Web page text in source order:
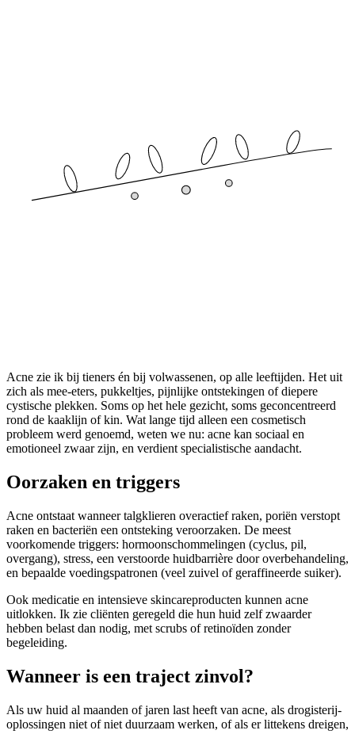
Acne zie ik bij tieners én bij volwassenen, op alle leeftijden. Het uit
zich als mee-eters, pukkeltjes, pijnlijke ontstekingen of diepere
cystische plekken. Soms op het hele gezicht, soms geconcentreerd
rond de kaaklijn of kin. Wat lange tijd alleen een cosmetisch
probleem werd genoemd, weten we nu: acne kan sociaal en
emotioneel zwaar zijn, en verdient specialistische aandacht.
Oorzaken en triggers
Acne ontstaat wanneer talgklieren overactief raken, poriën verstopt
raken en bacteriën een ontsteking veroorzaken. De meest
voorkomende triggers: hormoonschommelingen (cyclus, pil,
overgang), stress, een verstoorde huidbarrière door overbehandeling,
en bepaalde voedingspatronen (veel zuivel of geraffineerde suiker).
Ook medicatie en intensieve skincareproducten kunnen acne
uitlokken. Ik zie cliënten geregeld die hun huid zelf zwaarder
hebben belast dan nodig, met scrubs of retinoïden zonder
begeleiding.
Wanneer is een traject zinvol?
Als uw huid al maanden of jaren last heeft van acne, als drogisterij-
oplossingen niet of niet duurzaam werken, of als er littekens dreigen,